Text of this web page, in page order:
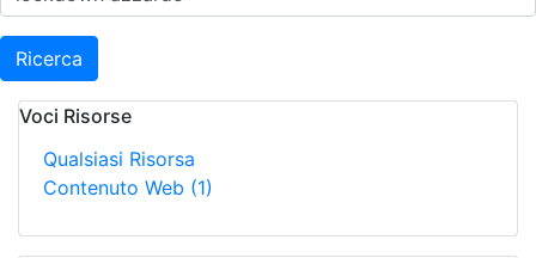
Ricerca
Voci Risorse
Qualsiasi Risorsa
Contenuto Web (1)